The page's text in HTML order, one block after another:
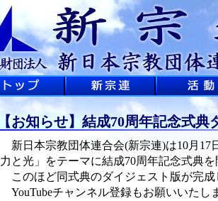
【お知らせ】結成70周年記念式
新日本宗教団体連合会(新宗連)は10月17
力と光」をテーマに結成70周年記念式典を
このほど同式典のダイジェスト版が完成
YouTubeチャンネル登録もお願いいたし